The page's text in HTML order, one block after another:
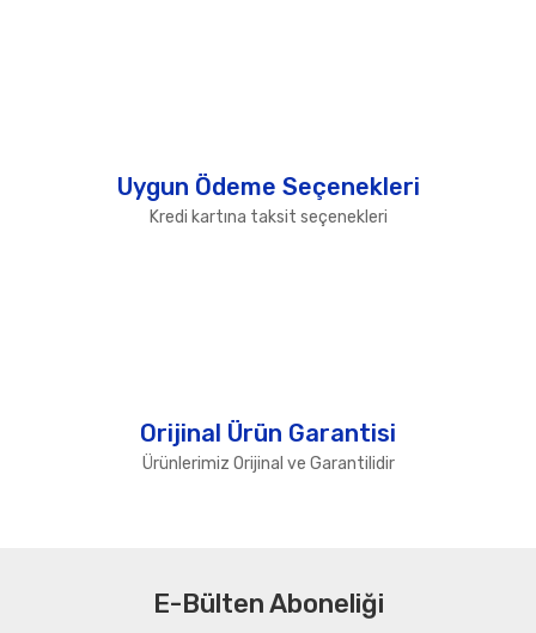
Uygun Ödeme Seçenekleri
Kredi kartına taksit seçenekleri
Orijinal Ürün Garantisi
Ürünlerimiz Orijinal ve Garantilidir
E-Bülten Aboneliği